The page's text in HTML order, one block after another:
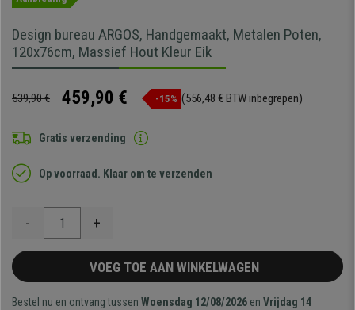
Design bureau ARGOS, Handgemaakt, Metalen Poten,
120x76cm, Massief Hout Kleur Eik
539,90 € 459,90 € -15% (556,48 € BTW inbegrepen)
Gratis verzending
Op voorraad. Klaar om te verzenden
- +
VOEG TOE AAN WINKELWAGEN
Bestel nu en ontvang tussen Woensdag 12/08/2026 en Vrijdag 14